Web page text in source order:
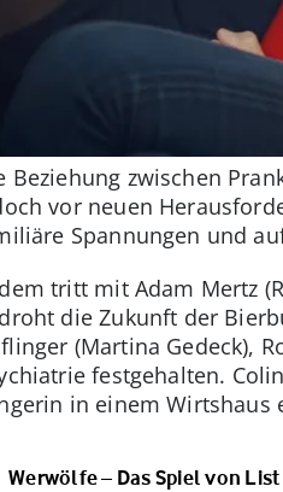
Beziehung zwischen
vor neuen
Spannungen und
tritt mit Adam Mertz
die Zukunft der
(Martina Gedeck),
festgehalten.
in einem Wirtshaus
Werwölfe – Das Spiel von